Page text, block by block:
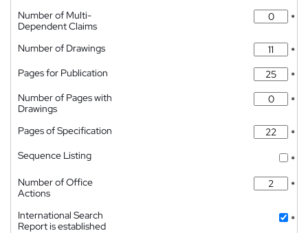
Number of Multi-
Dependent Claims
*
Number of Drawings
*
Pages for Publication
*
Number of Pages with
Drawings
*
Pages of Specification
*
Sequence Listing
*
Number of Office
Actions
*
International Search
Report is established
*